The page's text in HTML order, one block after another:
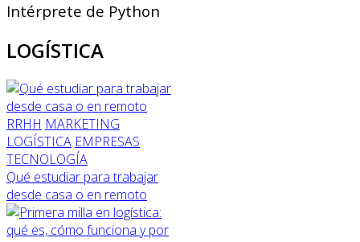
Intérprete de Python
LOGÍSTICA
RRHH MARKETING
LOGÍSTICA EMPRESAS
TECNOLOGÍA
Qué estudiar para trabajar
desde casa o en remoto